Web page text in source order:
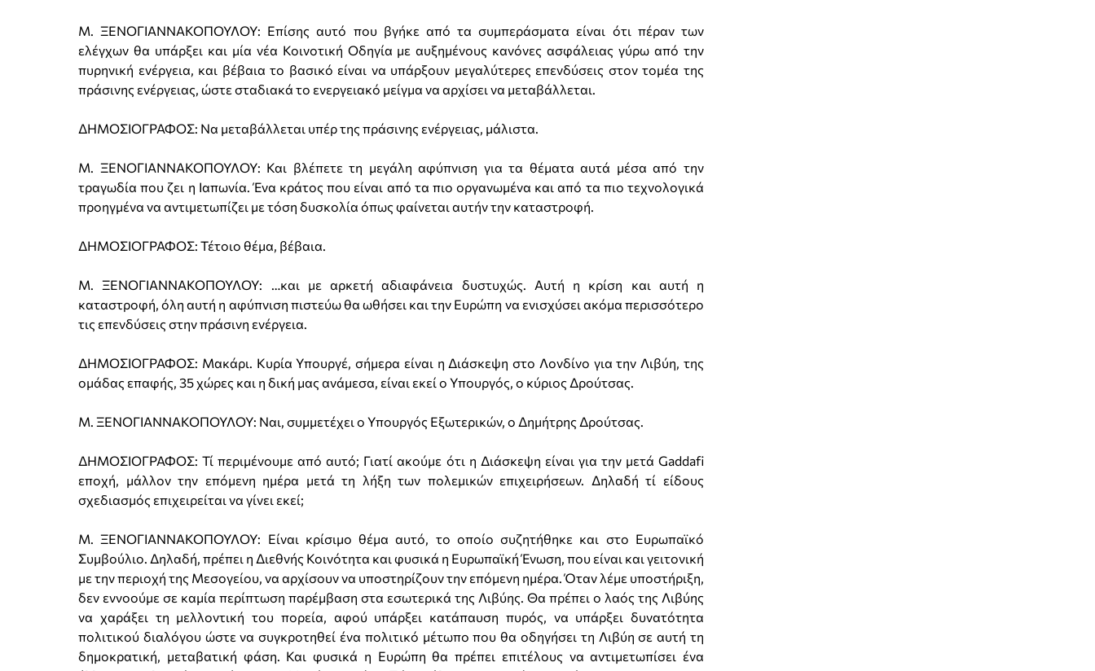
Μ. ΞΕΝΟΓΙΑΝΝΑΚΟΠΟΥΛΟΥ: Επίσης αυτό που βγήκε από τα συμπεράσματα είναι ότι πέραν των
ελέγχων θα υπάρξει και μία νέα Κοινοτική Οδηγία με αυξημένους κανόνες ασφάλειας γύρω από την
πυρηνική ενέργεια, και βέβαια το βασικό είναι να υπάρξουν μεγαλύτερες επενδύσεις στον τομέα της
πράσινης ενέργειας, ώστε σταδιακά το ενεργειακό μείγμα να αρχίσει να μεταβάλλεται.
ΔΗΜΟΣΙΟΓΡΑΦΟΣ: Να μεταβάλλεται υπέρ της πράσινης ενέργειας, μάλιστα.
Μ. ΞΕΝΟΓΙΑΝΝΑΚΟΠΟΥΛΟΥ: Και βλέπετε τη μεγάλη αφύπνιση για τα θέματα αυτά μέσα από την
τραγωδία που ζει η Ιαπωνία. Ένα κράτος που είναι από τα πιο οργανωμένα και από τα πιο τεχνολογικά
προηγμένα να αντιμετωπίζει με τόση δυσκολία όπως φαίνεται αυτήν την καταστροφή.
ΔΗΜΟΣΙΟΓΡΑΦΟΣ: Τέτοιο θέμα, βέβαια.
Μ. ΞΕΝΟΓΙΑΝΝΑΚΟΠΟΥΛΟΥ: …και με αρκετή αδιαφάνεια δυστυχώς. Αυτή η κρίση και αυτή η
καταστροφή, όλη αυτή η αφύπνιση πιστεύω θα ωθήσει και την Ευρώπη να ενισχύσει ακόμα περισσότερο
τις επενδύσεις στην πράσινη ενέργεια.
ΔΗΜΟΣΙΟΓΡΑΦΟΣ: Μακάρι. Κυρία Υπουργέ, σήμερα είναι η Διάσκεψη στο Λονδίνο για την Λιβύη, της
ομάδας επαφής, 35 χώρες και η δική μας ανάμεσα, είναι εκεί ο Υπουργός, ο κύριος Δρούτσας.
Μ. ΞΕΝΟΓΙΑΝΝΑΚΟΠΟΥΛΟΥ: Ναι, συμμετέχει ο Υπουργός Εξωτερικών, ο Δημήτρης Δρούτσας.
ΔΗΜΟΣΙΟΓΡΑΦΟΣ: Τί περιμένουμε από αυτό; Γιατί ακούμε ότι η Διάσκεψη είναι για την μετά Gaddafi
εποχή, μάλλον την επόμενη ημέρα μετά τη λήξη των πολεμικών επιχειρήσεων. Δηλαδή τί είδους
σχεδιασμός επιχειρείται να γίνει εκεί;
Μ. ΞΕΝΟΓΙΑΝΝΑΚΟΠΟΥΛΟΥ: Είναι κρίσιμο θέμα αυτό, το οποίο συζητήθηκε και στο Ευρωπαϊκό
Συμβούλιο. Δηλαδή, πρέπει η Διεθνής Κοινότητα και φυσικά η Ευρωπαϊκή Ένωση, που είναι και γειτονική
με την περιοχή της Μεσογείου, να αρχίσουν να υποστηρίζουν την επόμενη ημέρα. Όταν λέμε υποστήριξη,
δεν εννοούμε σε καμία περίπτωση παρέμβαση στα εσωτερικά της Λιβύης. Θα πρέπει ο λαός της Λιβύης
να χαράξει τη μελλοντική του πορεία, αφού υπάρξει κατάπαυση πυρός, να υπάρξει δυνατότητα
πολιτικού διαλόγου ώστε να συγκροτηθεί ένα πολιτικό μέτωπο που θα οδηγήσει τη Λιβύη σε αυτή τη
δημοκρατική, μεταβατική φάση. Και φυσικά η Ευρώπη θα πρέπει επιτέλους να αντιμετωπίσει ένα